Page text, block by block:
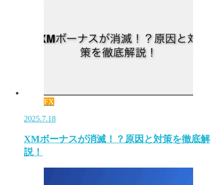
FX
2025.7.18
XMボーナスが消滅！？原因と対策を徹底解
説！